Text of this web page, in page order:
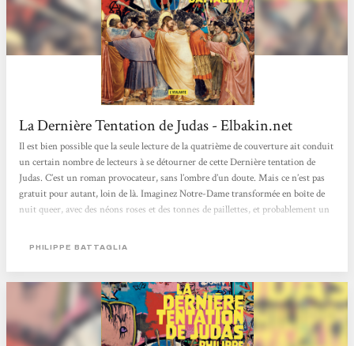
La Dernière Tentation de Judas - Elbakin.net
Il est bien possible que la seule lecture de la quatrième de couverture ait conduit
un certain nombre de lecteurs à se détourner de cette Dernière tentation de
Judas. C’est un roman provocateur, sans l’ombre d’un doute. Mais ce n’est pas
gratuit pour autant, loin de là. Imaginez Notre-Dame transformée en boîte de
nuit queer, avec des néons roses et des tonnes de paillettes, et probablement un
idée du (sacré) pas de côté que fait ce texte par rapport à la Bible. Vous
PHILIPPE BATTAGLIA